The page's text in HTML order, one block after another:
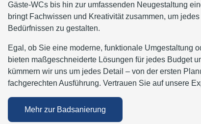
Gäste-WCs bis hin zur umfassenden Neugestaltung
bringt Fachwissen und Kreativität zusammen, um
Bedürfnissen zu gestalten.
Egal, ob Sie eine moderne, funktionale Umgestaltung
bieten maßgeschneiderte Lösungen für jedes Budget
kümmern wir uns um jedes Detail – von der ersten
fachgerechten Ausführung. Vertrauen Sie auf unsere
Mehr zur Badsanierung